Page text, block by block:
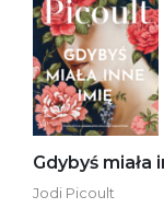
Gdybyś miała
Jodi Picoult